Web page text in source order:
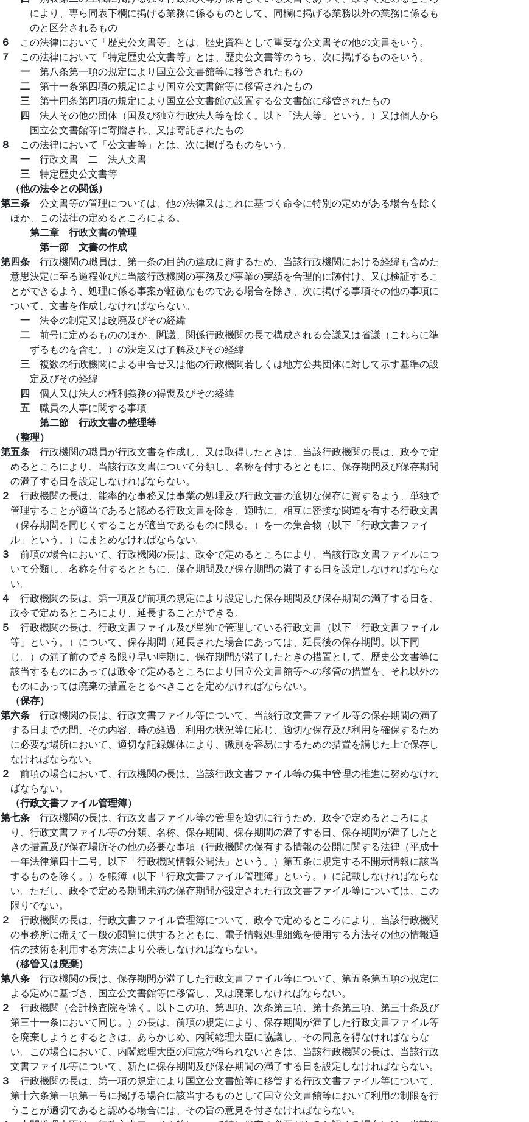
により、専ら同表下欄に掲げる業務に係るものとして、同欄に掲げる業務以外の業務に係るも
のと区分されるもの
６ この法律において「歴史公文書等」とは、歴史資料として重要な公文書その他の文書をいう。
７ この法律において「特定歴史公文書等」とは、歴史公文書等のうち、次に掲げるものをいう。
一 第八条第一項の規定により国立公文書館等に移管されたもの
二 第十一条第四項の規定により国立公文書館等に移管されたもの
三 第十四条第四項の規定により国立公文書館の設置する公文書館に移管されたもの
四 法人その他の団体（国及び独立行政法人等を除く。以下「法人等」という。）又は個人から
国立公文書館等に寄贈され、又は寄託されたもの
８ この法律において「公文書等」とは、次に掲げるものをいう。
一 行政文書 二 法人文書
三 特定歴史公文書等
（他の法令との関係）
第三条 公文書等の管理については、他の法律又はこれに基づく命令に特別の定めがある場合を除く
ほか、この法律の定めるところによる。
第二章 行政文書の管理
第一節 文書の作成
第四条 行政機関の職員は、第一条の目的の達成に資するため、当該行政機関における経緯も含めた
意思決定に至る過程並びに当該行政機関の事務及び事業の実績を合理的に跡付け、又は検証するこ
とができるよう、処理に係る事案が軽微なものである場合を除き、次に掲げる事項その他の事項に
ついて、文書を作成しなければならない。
一 法令の制定又は改廃及びその経緯
二 前号に定めるもののほか、閣議、関係行政機関の長で構成される会議又は省議（これらに準
ずるものを含む。）の決定又は了解及びその経緯
三 複数の行政機関による申合せ又は他の行政機関若しくは地方公共団体に対して示す基準の設
定及びその経緯
四 個人又は法人の権利義務の得喪及びその経緯
五 職員の人事に関する事項
第二節 行政文書の整理等
（整理）
第五条 行政機関の職員が行政文書を作成し、又は取得したときは、当該行政機関の長は、政令で定
めるところにより、当該行政文書について分類し、名称を付するとともに、保存期間及び保存期間
の満了する日を設定しなければならない。
２ 行政機関の長は、能率的な事務又は事業の処理及び行政文書の適切な保存に資するよう、単独で
管理することが適当であると認める行政文書を除き、適時に、相互に密接な関連を有する行政文書
（保存期間を同じくすることが適当であるものに限る。）を一の集合物（以下「行政文書ファイ
ル」という。）にまとめなければならない。
３ 前項の場合において、行政機関の長は、政令で定めるところにより、当該行政文書ファイルにつ
いて分類し、名称を付するとともに、保存期間及び保存期間の満了する日を設定しなければならな
い。
４ 行政機関の長は、第一項及び前項の規定により設定した保存期間及び保存期間の満了する日を、
政令で定めるところにより、延長することができる。
５ 行政機関の長は、行政文書ファイル及び単独で管理している行政文書（以下「行政文書ファイル
等」という。）について、保存期間（延長された場合にあっては、延長後の保存期間。以下同
じ。）の満了前のできる限り早い時期に、保存期間が満了したときの措置として、歴史公文書等に
該当するものにあっては政令で定めるところにより国立公文書館等への移管の措置を、それ以外の
ものにあっては廃棄の措置をとるべきことを定めなければならない。
（保存）
第六条 行政機関の長は、行政文書ファイル等について、当該行政文書ファイル等の保存期間の満了
する日までの間、その内容、時の経過、利用の状況等に応じ、適切な保存及び利用を確保するため
に必要な場所において、適切な記録媒体により、識別を容易にするための措置を講じた上で保存し
なければならない。
２ 前項の場合において、行政機関の長は、当該行政文書ファイル等の集中管理の推進に努めなけれ
ばならない。
（行政文書ファイル管理簿）
第七条 行政機関の長は、行政文書ファイル等の管理を適切に行うため、政令で定めるところによ
り、行政文書ファイル等の分類、名称、保存期間、保存期間の満了する日、保存期間が満了したと
きの措置及び保存場所その他の必要な事項（行政機関の保有する情報の公開に関する法律（平成十
一年法律第四十二号。以下「行政機関情報公開法」という。）第五条に規定する不開示情報に該当
するものを除く。）を帳簿（以下「行政文書ファイル管理簿」という。）に記載しなければならな
い。ただし、政令で定める期間未満の保存期間が設定された行政文書ファイル等については、この
限りでない。
２ 行政機関の長は、行政文書ファイル管理簿について、政令で定めるところにより、当該行政機関
の事務所に備えて一般の閲覧に供するとともに、電子情報処理組織を使用する方法その他の情報通
信の技術を利用する方法により公表しなければならない。
（移管又は廃棄）
第八条 行政機関の長は、保存期間が満了した行政文書ファイル等について、第五条第五項の規定に
よる定めに基づき、国立公文書館等に移管し、又は廃棄しなければならない。
２ 行政機関（会計検査院を除く。以下この項、第四項、次条第三項、第十条第三項、第三十条及び
第三十一条において同じ。）の長は、前項の規定により、保存期間が満了した行政文書ファイル等
を廃棄しようとするときは、あらかじめ、内閣総理大臣に協議し、その同意を得なければならな
い。この場合において、内閣総理大臣の同意が得られないときは、当該行政機関の長は、当該行政
文書ファイル等について、新たに保存期間及び保存期間の満了する日を設定しなければならない。
３ 行政機関の長は、第一項の規定により国立公文書館等に移管する行政文書ファイル等について、
第十六条第一項第一号に掲げる場合に該当するものとして国立公文書館等において利用の制限を行
うことが適切であると認める場合には、その旨の意見を付さなければならない。